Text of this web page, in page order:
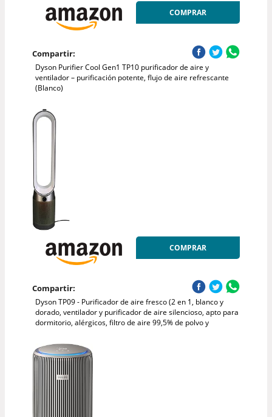
COMPRAR
Compartir:
Dyson Purifier Cool Gen1 TP10 purificador de aire y
ventilador – purificación potente, flujo de aire refrescante
(Blanco)
COMPRAR
Compartir:
Dyson TP09 - Purificador de aire fresco (2 en 1, blanco y
dorado, ventilador y purificador de aire silencioso, apto para
dormitorio, alérgicos, filtro de aire 99,5% de polvo y